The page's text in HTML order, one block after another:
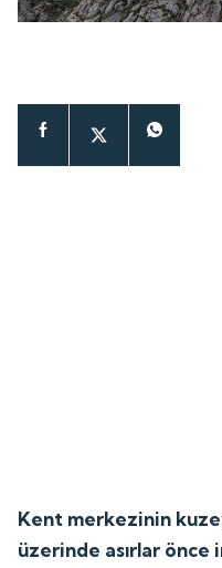
Kent merkezinin
üzerinde asırlar önce